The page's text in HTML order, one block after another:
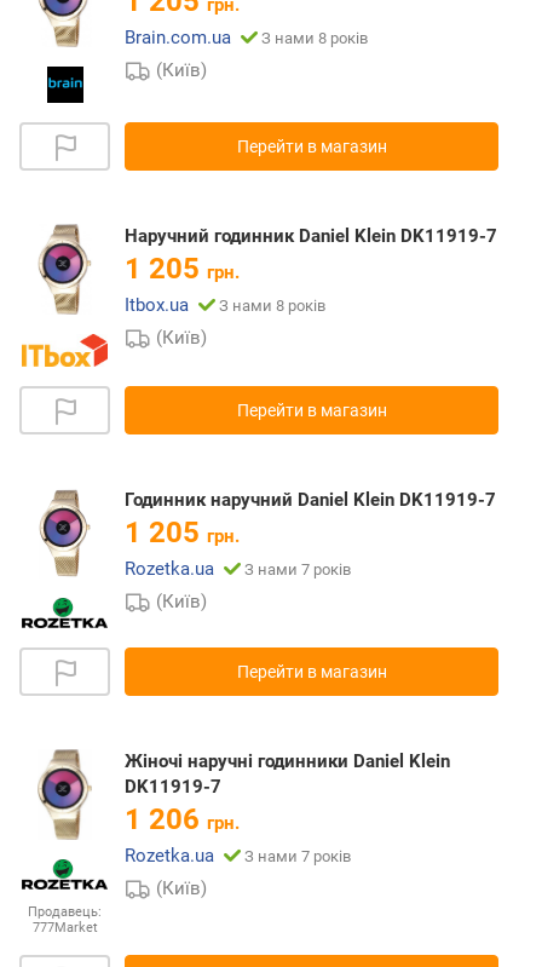
грн.
Brain.com.ua
З нами 8 років
(Київ)
Перейти в магазин
Наручний годинник Daniel Klein DK11919-7
1 205 грн.
Itbox.ua
З нами 8 років
(Київ)
Перейти в магазин
Годинник наручний Daniel Klein DK11919-7
1 205 грн.
Rozetka.ua
З нами 7 років
(Київ)
Перейти в магазин
Продавець:
777Market
Жіночі наручні годинники Daniel Klein
DK11919-7
1 206 грн.
Rozetka.ua
З нами 7 років
(Київ)